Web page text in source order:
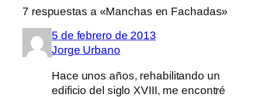
7 respuestas a «Manchas en Fachadas»
5 de febrero de 2013
Jorge Urbano
Hace unos años, rehabilitando un
edificio del siglo XVIII, me encontré